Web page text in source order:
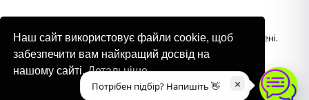
© 2024. Bulgaria Tours by Inrealr4u. Усі права захищені.
Карта сайтуПолітика конфіденційності
×
Потрібен підбір? Напишіть 👋
Наш сайт використовує файли cookie, щоб
забезпечити вам найкращий досвід на
нашому сайті.Детальніше